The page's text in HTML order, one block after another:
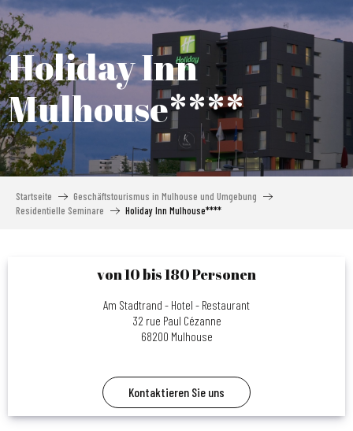
Aller
au
contenu
principal
Holiday Inn
Mulhouse****
Startseite
Geschäftstourismus in Mulhouse und Umgebung
Residentielle Seminare
Holiday Inn Mulhouse****
von 10 bis 180 Personen
Am Stadtrand - Hotel - Restaurant
32 rue Paul Cézanne
68200 Mulhouse
Kontaktieren Sie uns